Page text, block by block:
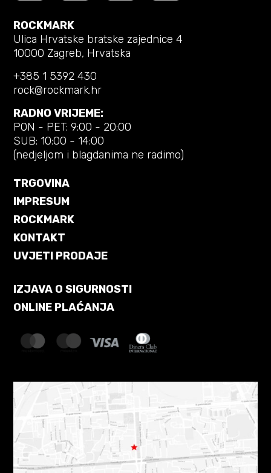
ROCKMARK
Ulica Hrvatske bratske zajednice 4
10000 Zagreb, Hrvatska
+385 1 5392 430
rock@rockmark.hr
RADNO VRIJEME:
PON - PET: 9:00 - 20:00
SUB: 10:00 - 14:00
(nedjeljom i blagdanima ne radimo)
TRGOVINA
IMPRESUM
ROCKMARK
KONTAKT
UVJETI PRODAJE
IZJAVA O SIGURNOSTI
ONLINE PLAĆANJA